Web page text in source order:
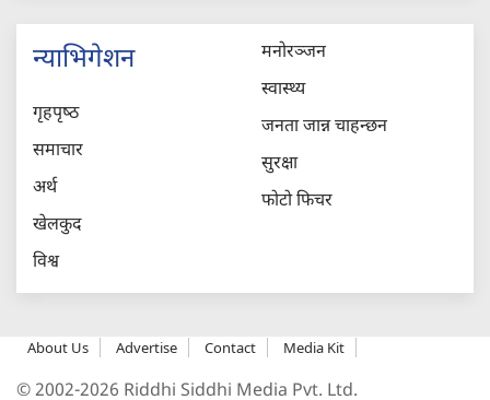
न्याभिगेशन
गृहपृष्‍ठ
समाचार
अर्थ
खेलकुद
विश्व
मनोरञ्जन
स्वास्थ्य
जनता जान्न चाहन्छन
सुरक्षा
फोटो फिचर
About Us Advertise Contact Media Kit
© 2002-2026 Riddhi Siddhi Media Pvt. Ltd.